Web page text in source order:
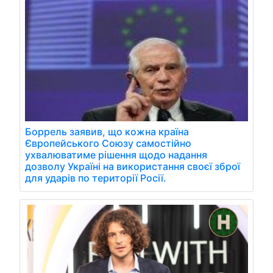
Боррель заявив, що кожна країна
Європейського Союзу самостійно
ухвалюватиме рішення щодо надання
дозволу Україні на використання своєї зброї
для ударів по території Росії.